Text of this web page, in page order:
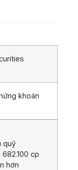
khoán
quỹ
cp
hơn